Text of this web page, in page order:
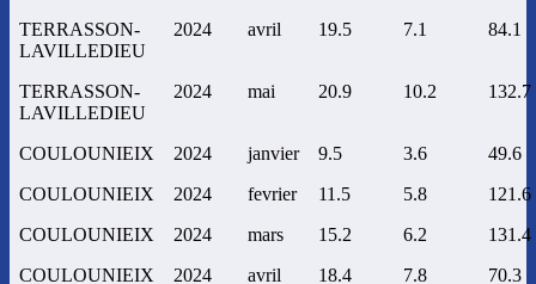
TERRASSON-
LAVILLEDIEU
2024 avril 19.5 7.1 84.1
TERRASSON-
LAVILLEDIEU
2024 mai 20.9 10.2 132.7
COULOUNIEIX 2024 janvier 9.5 3.6
49.6
COULOUNIEIX
2024 fevrier 11.5 5.8
121.6
COULOUNIEIX
2024 mars 15.2 6.2
131.4
COULOUNIEIX
2024 avril 18.4 7.8 70.3